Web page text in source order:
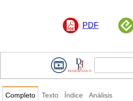
PDF
Completo Texto Índice Análisis